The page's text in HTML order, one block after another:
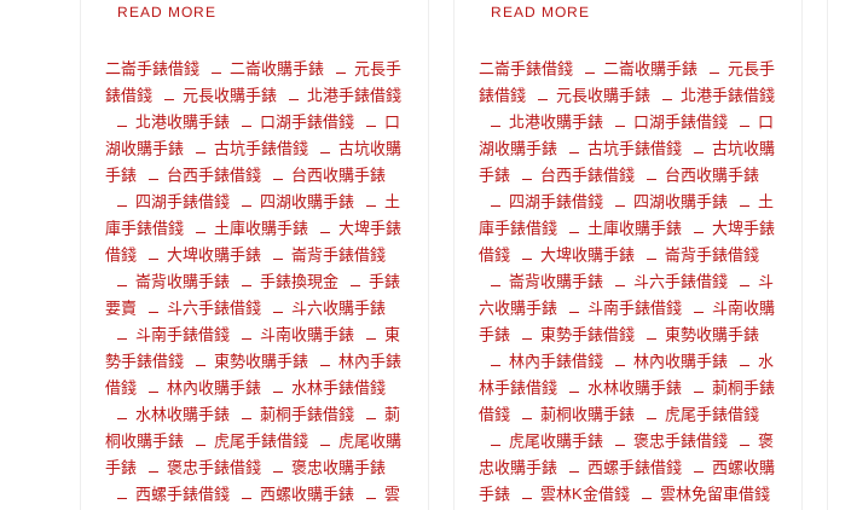
READ MORE
二崙手錶借錢 二崙收購手錶
元長手
錶借錢
元長收購手錶
北港手錶借錢
北港收購手錶
口湖手錶借錢
口
湖收購手錶
古坑手錶借錢
古坑收購
手錶
台西手錶借錢
台西收購手錶
四湖手錶借錢
四湖收購手錶
土
庫手錶借錢
土庫收購手錶
大埤手錶
借錢
大埤收購手錶
崙背手錶借錢
崙背收購手錶
手錶換現金
手錶
要賣
斗六手錶借錢
斗六收購手錶
斗南手錶借錢
斗南收購手錶
東
勢手錶借錢
東勢收購手錶
林內手錶
借錢
林內收購手錶
水林手錶借錢
水林收購手錶
莿桐手錶借錢
莿
桐收購手錶
虎尾手錶借錢
虎尾收購
手錶
褒忠手錶借錢
褒忠收購手錶
西螺手錶借錢
西螺收購手錶
雲
READ MORE
二崙手錶借錢 二崙收購手錶
元長手
錶借錢
元長收購手錶
北港手錶借錢
北港收購手錶
口湖手錶借錢
口
湖收購手錶
古坑手錶借錢
古坑收購
手錶
台西手錶借錢
台西收購手錶
四湖手錶借錢
四湖收購手錶
土
庫手錶借錢
土庫收購手錶
大埤手錶
借錢
大埤收購手錶
崙背手錶借錢
崙背收購手錶
斗六手錶借錢
斗
六收購手錶
斗南手錶借錢
斗南收購
手錶
東勢手錶借錢
東勢收購手錶
林內手錶借錢
林內收購手錶
水
林手錶借錢
水林收購手錶
莿桐手錶
借錢
莿桐收購手錶
虎尾手錶借錢
虎尾收購手錶
褒忠手錶借錢
褒
忠收購手錶
西螺手錶借錢
西螺收購
手錶
雲林K金借錢
雲林免留車借錢